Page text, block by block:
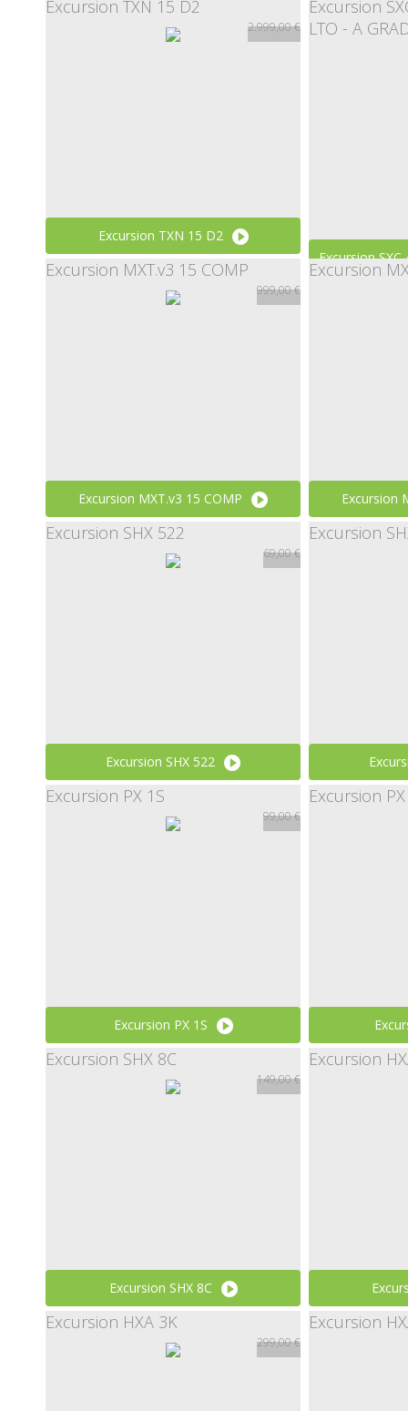
999,00 €
Excursion TXN 15 D2
2.999,00 €
Excursion TXN 15 D2
2.999,00 €
Excursion
LTO - A
Excursion
Excursion MXT.v3 15 COMP
999,00 €
Excursion MXT.v3 15 COMP
999,00 €
Excursion
Excursion
Excursion SHX 522
69,00 €
Excursion SHX 522
69,00 €
Excursion
Excursion PX 1S
99,00 €
Excursion PX 1S
99,00 €
Excursion
Excursion SHX 8C
149,00 €
Excursion SHX 8C
149,00 €
Excursion
Excursion HXA 3K
299,00 €
Excursion